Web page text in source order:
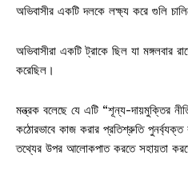
অভিবাসীর একটি দলকে লক্ষ্য করে গুলি
অভিবাসীরা একটি ট্রাকে ছিল যা মঙ্গলবার
করেছিল।
মন্ত্রক বলেছে যে এটি “শূন্য-দায়মুক্তির
কঠোরভাবে কাজ করার প্রতিশ্রুতি পুনর্ব্যক্ত
তথ্যের উপর আলোকপাত করতে সহায়তা